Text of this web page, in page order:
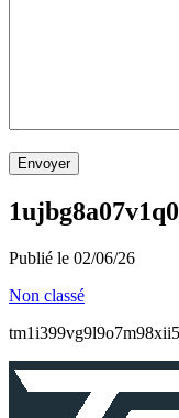
Envoyer
Publié le 02/06/26
Non classé